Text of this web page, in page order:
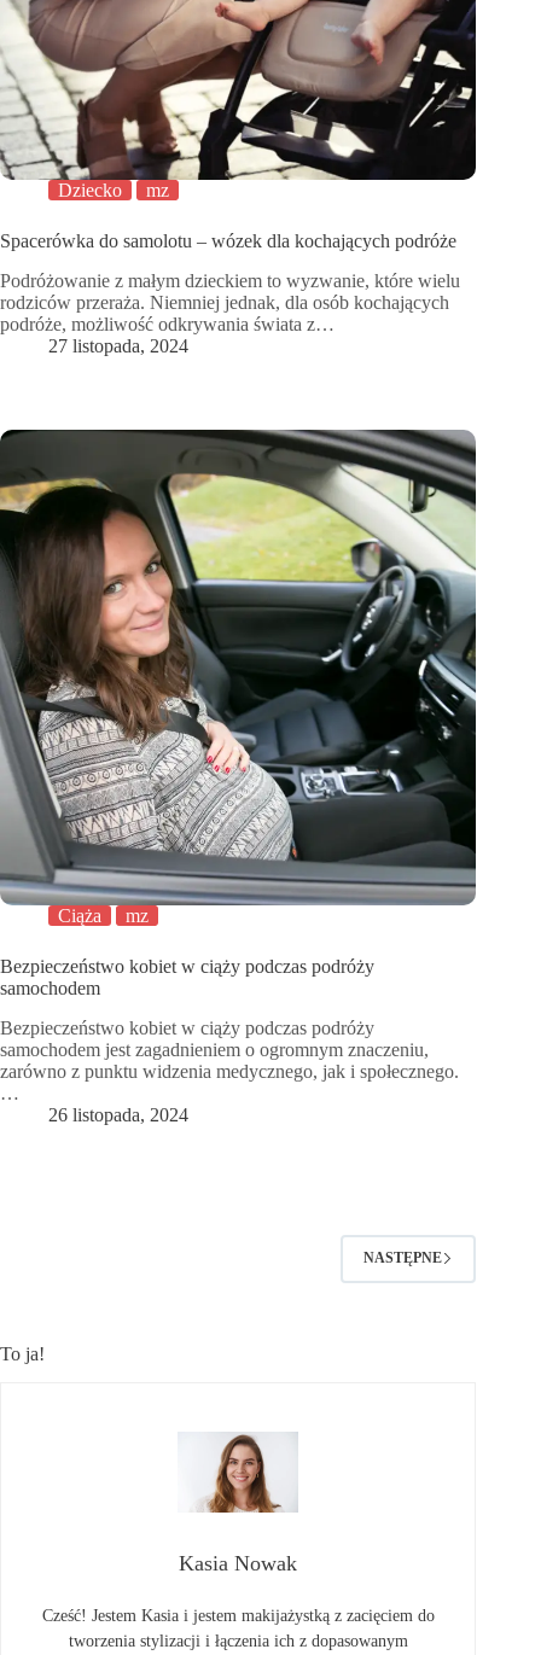
Dziecko mz
Spacerówka do samolotu – wózek dla kochających podróże
Podróżowanie z małym dzieckiem to wyzwanie, które wielu
rodziców przeraża. Niemniej jednak, dla osób kochających
podróże, możliwość odkrywania świata z…
27 listopada, 2024
Ciąża mz
Bezpieczeństwo kobiet w ciąży podczas podróży
samochodem
Bezpieczeństwo kobiet w ciąży podczas podróży
samochodem jest zagadnieniem o ogromnym znaczeniu,
zarówno z punktu widzenia medycznego, jak i społecznego.
…
26 listopada, 2024
NASTĘPNE
To ja!
Kasia Nowak
Cześć! Jestem Kasia i jestem makijażystką z zacięciem do
tworzenia stylizacji i łączenia ich z dopasowanym